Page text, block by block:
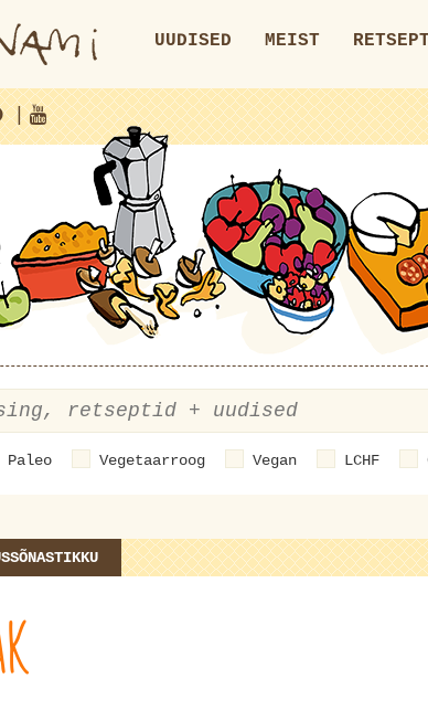
UUDISED MEIST
|
Paleo Vegetaarroog Vegan LCHF